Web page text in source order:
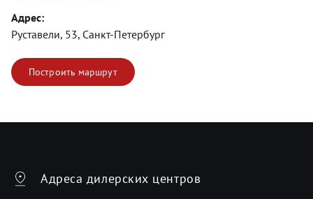
Адрес:
Руставели, 53, Санкт-Петербург
Построить маршрут
Адреса дилерских центров